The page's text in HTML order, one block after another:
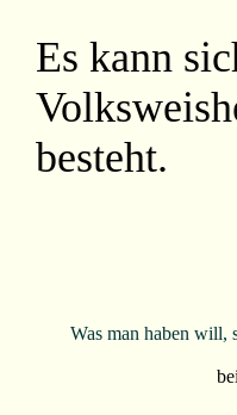
Es kann
besteht.
Was man haben will,